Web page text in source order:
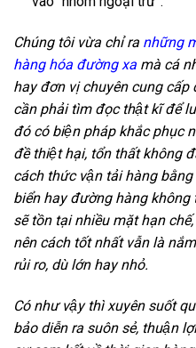
Chúng tôi vừa chỉ ra những
hàng hóa đường xa mà cá
hay đơn vị chuyên cung
cần phải tìm đọc thật kĩ để
đó có biện pháp khắc phục
đề thiệt hại, tổn thất không
cách thức vận tải hàng
biển hay đường hàng
sẽ tồn tại nhiều mặt hạn
nên cách tốt nhất vẫn là
rủi ro, dù lớn hay nhỏ.
Có như vậy thì xuyên suốt
bảo diễn ra suôn sẻ, thuận